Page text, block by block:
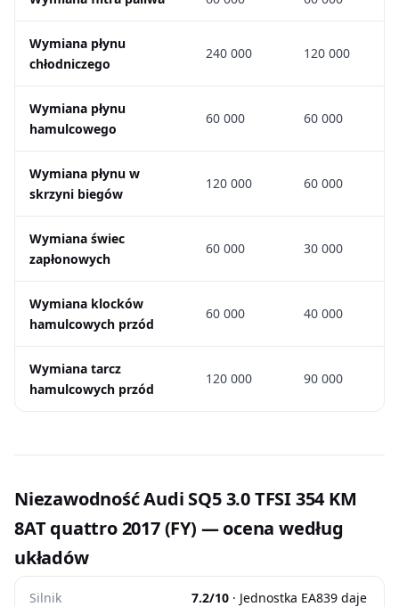
Wymiana płynu
chłodniczego
240 000 120 000
Wymiana płynu
hamulcowego
60 000 60 000
Wymiana płynu w
skrzyni biegów
120 000 60 000
Wymiana świec
zapłonowych
60 000 30 000
Wymiana klocków
hamulcowych przód
60 000 40 000
Wymiana tarcz
hamulcowych przód
120 000 90 000
Niezawodność Audi SQ5 3.0 TFSI 354 KM
8AT quattro 2017 (FY) — ocena według
układów
Silnik 7.2/10 · Jednostka EA839 daje